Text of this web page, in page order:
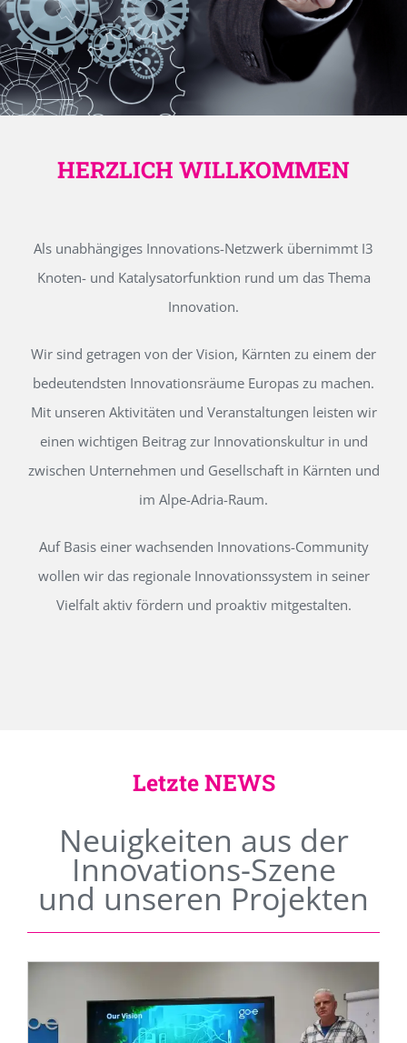
HERZLICH WILLKOMMEN
Als unabhängiges Innovations-Netzwerk übernimmt I3
Knoten- und Katalysatorfunktion rund um das Thema
Innovation.
Wir sind getragen von der Vision, Kärnten zu einem der
bedeutendsten Innovationsräume Europas zu machen.
Mit unseren Aktivitäten und Veranstaltungen leisten wir
einen wichtigen Beitrag zur Innovationskultur in und
zwischen Unternehmen und Gesellschaft in Kärnten und
im Alpe-Adria-Raum.
Auf Basis einer wachsenden Innovations-Community
wollen wir das regionale Innovationssystem in seiner
Vielfalt aktiv fördern und proaktiv mitgestalten.
Letzte NEWS
Neuigkeiten aus der
Innovations-Szene
und unseren Projekten